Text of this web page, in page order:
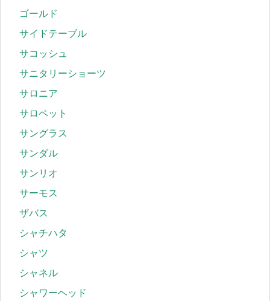
ゴールド
サイドテーブル
サコッシュ
サニタリーショーツ
サロニア
サロペット
サングラス
サンダル
サンリオ
サーモス
ザバス
シャチハタ
シャツ
シャネル
シャワーヘッド